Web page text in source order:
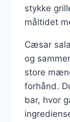
stykke
måltidet
Cæsar
og
store
forhånd.
bar, hvor